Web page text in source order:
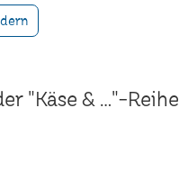
"Käse & ..."-Reihe